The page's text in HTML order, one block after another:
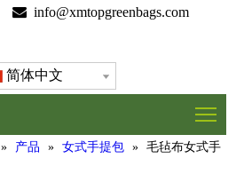
 info@xmtopgreenbags.com
简体中文
» 产品 » 女式手提包 » 毛毡布女式手